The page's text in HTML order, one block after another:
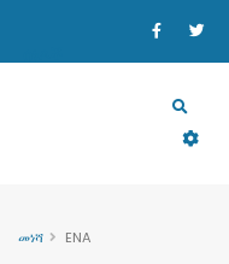
መነሻ ENA